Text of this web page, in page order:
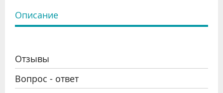
Описание
Отзывы
Вопрос - ответ